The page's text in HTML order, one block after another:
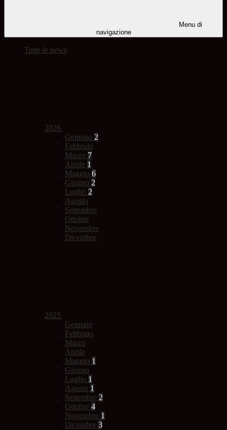
Menu di
navigazione
Tutte le news
2026
Gennaio 2
Febbraio
Marzo 7
Aprile 1
Maggio 6
Giugno 2
Luglio 2
Agosto
Settembre
Ottobre
Novembre
Dicembre
2025
Gennaio
Febbraio
Marzo
Aprile
Maggio 1
Giugno
Luglio 1
Agosto 1
Settembre 2
Ottobre 4
Novembre 1
Dicembre 3